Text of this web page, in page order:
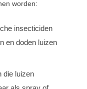
worden:
insecticiden
en doden luizen
die luizen